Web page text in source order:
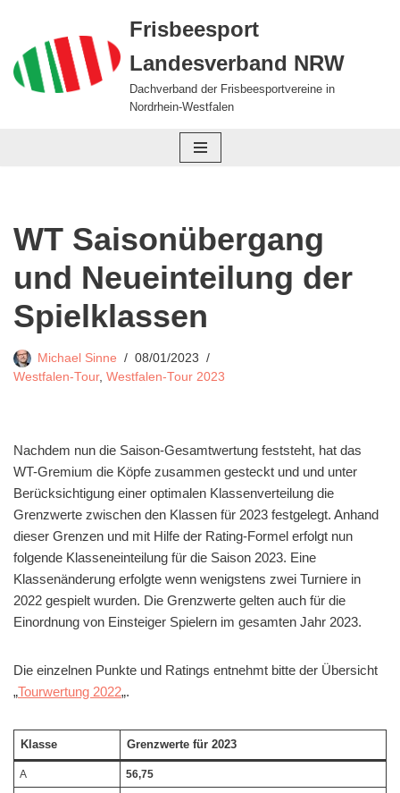
Zum
Inhalt
springen
Frisbeesport
Landesverband NRW
Dachverband der Frisbeesportvereine in
Nordrhein-Westfalen
WT Saisonübergang
und Neueinteilung der
Spielklassen
Michael Sinne
08/01/2023
Westfalen-Tour, Westfalen-Tour 2023
Nachdem nun die Saison-Gesamtwertung feststeht, hat das
WT-Gremium die Köpfe zusammen gesteckt und und unter
Berücksichtigung einer optimalen Klassenverteilung die
Grenzwerte zwischen den Klassen für 2023 festgelegt. Anhand
dieser Grenzen und mit Hilfe der Rating-Formel erfolgt nun
folgende Klasseneinteilung für die Saison 2023. Eine
Klassenänderung erfolgte wenn wenigstens zwei Turniere in
2022 gespielt wurden. Die Grenzwerte gelten auch für die
Einordnung von Einsteiger Spielern im gesamten Jahr 2023.
Die einzelnen Punkte und Ratings entnehmt bitte der Übersicht
„Tourwertung 2022„.
Klasse Grenzwerte für 2023
A 56,75